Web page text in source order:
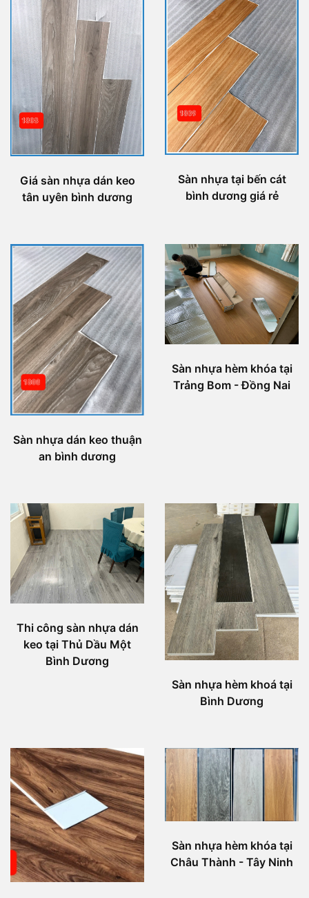
Giá sàn nhựa dán keo
tân uyên bình dương
Sàn nhựa tại bến cát
bình dương giá rẻ
Sàn nhựa dán keo thuận
an bình dương
Sàn nhựa hèm khóa tại
Trảng Bom - Đồng Nai
Thi công sàn nhựa dán
keo tại Thủ Dầu Một
Bình Dương
Sàn nhựa hèm khoá tại
Bình Dương
Sàn nhựa hèm khóa tại
Châu Thành - Tây Ninh